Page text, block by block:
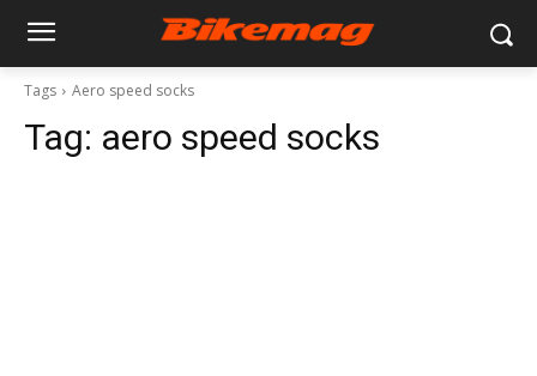
Tags Aero speed socks
Tag: aero speed socks